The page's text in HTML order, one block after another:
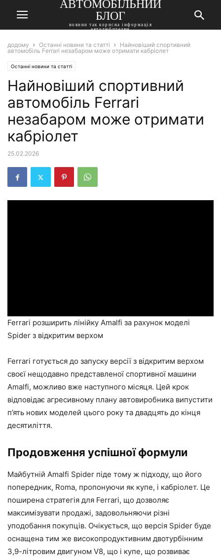
АВТОМОБІЛЬНИЙ
БЛОГ
новини так корисна інформація
автолюбителям
додому Останні новини та статті
Найновіший спортивний
автомобіль Ferrari незабаром може отримати кабріолет
Останні новини та статті
Найновіший спортивний
автомобіль Ferrari
незабаром може отримати
кабріолет
25.02.2026
Ferrari розширить лінійку Amalfi за рахунок моделі
Spider з відкритим верхом
Ferrari готується до запуску версії з відкритим верхом
своєї нещодавно представленої спортивної машини
Amalfi, можливо вже наступного місяця. Цей крок
відповідає агресивному плану автовиробника випустити
п’ять нових моделей цього року та двадцять до кінця
десятиліття.
Продовження успішної формули
Майбутній Amalfi Spider піде тому ж підходу, що його
попередник, Roma, пропонуючи як купе, і кабріолет. Це
поширена стратегія для Ferrari, що дозволяє
максимізувати продажі, задовольняючи різні
уподобання покупців. Очікується, що версія Spider буде
оснащена тим же високопродуктивним двотурбінним
3,9-літровим двигуном V8, що і купе, що розвиває